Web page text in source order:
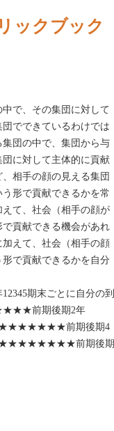
ックブック
で、その集団に対して
でできているわけでは
団の中で、集団から与
に対して主体的に貢献
相手の顔の見える集団
形で貢献できるかを常
て、社会（相手の顔が
貢献できる機会があれ
えて、社会（相手の顔
で貢献できるかを自分
期末ごとに自分の到
前期後期2年
前期後期4
前期後期